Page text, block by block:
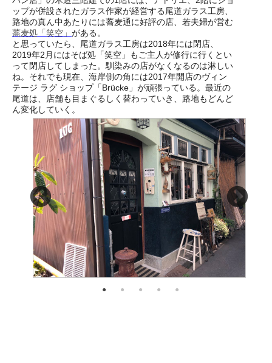
ップが併設されたガラス作家が経営する尾道ガラス工房、
路地の真ん中あたりには蕎麦通に好評の店、若夫婦が営む
蕎麦処「笑空」 がある。
と思っていたら、尾道ガラス工房は2018年には閉店、
2019年2月にはそば処「笑空」もご主人が修行に行くとい
って閉店してしまった。馴染みの店がなくなるのは淋しい
ね。それでも現在、海岸側の角には2017年開店のヴィン
テージ ラグ ショップ「Brücke」が頑張っている。最近の
尾道は、店舗も目まぐるしく替わっていき、路地もどんど
ん変化していく。